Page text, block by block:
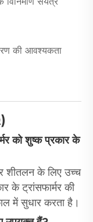
की आवश्यकता
को शुष्क प्रकार के
शीतलन के लिए उच्च
के ट्रांसफार्मर की
में सुधार करता है।